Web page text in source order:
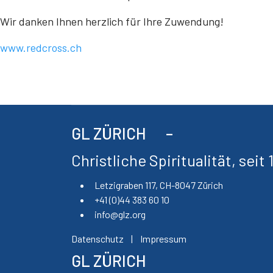
Wir danken Ihnen herzlich für Ihre Zuwendung!
www.redcross.ch
GL ZÜRICH
Christliche Spiritualität, seit
Letzigraben 117, CH-8047 Zürich
+41 (0)44 383 60 10
info@glz.org
Datenschutz | Impressum
GL ZÜRICH